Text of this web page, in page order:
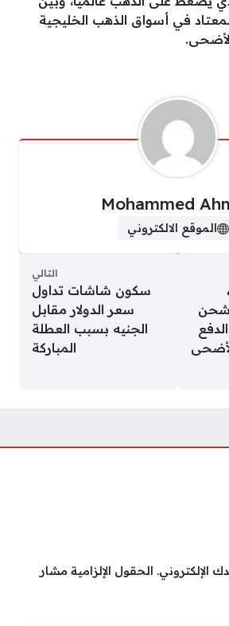
في أسواق الذهب الخليجية
Mohammed
الموقع الالكتروني
شحن
التالي
سكون شاشات تداول
سعر الدولار مقابل
الجنيه بسبب العطلة
المباركة
الإلكتروني. الحقول الإلزامية مشار